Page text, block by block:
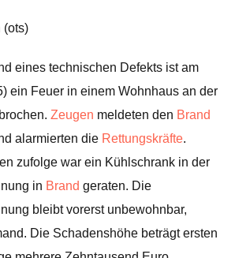
(ots)
eines technischen Defekts ist am
ein Feuer in einem Wohnhaus an der
Zeugen meldeten den Brand
alarmierten die Rettungskräfte.
zufolge war ein Kühlschrank in der
in Brand geraten. Die
bleibt vorerst unbewohnbar,
Die Schadenshöhe beträgt ersten